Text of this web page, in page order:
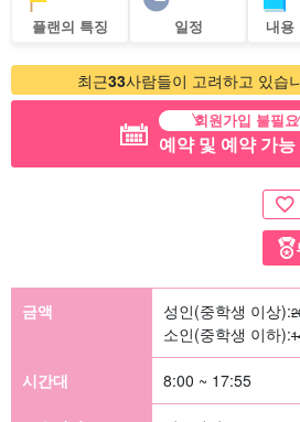
플랜의 특징 일정 내용
최근33사람들이 고려하고 있습
회원가입 불필요
예약 및 예약 가
금액 성인(중학생 이상):
소인(중학생 이하):
시간대 8:00 ~ 17:55